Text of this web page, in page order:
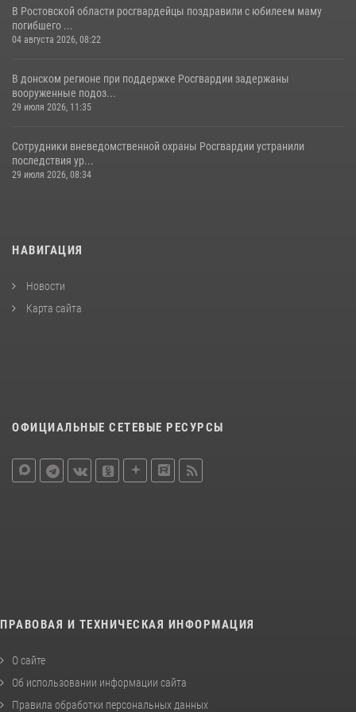
В Ростовской области росгвардейцы поздравили с юбилеем маму
погибшего ...
04 августа 2026, 08:22
В донском регионе при поддержке Росгвардии задержаны
вооруженные подоз...
29 июля 2026, 11:35
Сотрудники вневедомственной охраны Росгвардии устранили
последствия ур...
29 июля 2026, 08:34
НАВИГАЦИЯ
Новости
Карта сайта
ОФИЦИАЛЬНЫЕ СЕТЕВЫЕ РЕСУРСЫ
ПРАВОВАЯ И ТЕХНИЧЕСКАЯ ИНФОРМАЦИЯ
О сайте
Об использовании информации сайта
Правила обработки персональных данных